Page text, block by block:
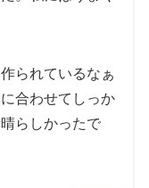
られているなぁ
合わせてしっか
らしかったで